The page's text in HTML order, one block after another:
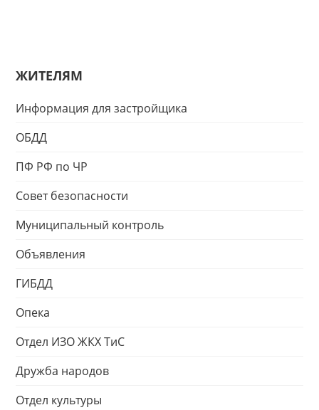
ЖИТЕЛЯМ
Информация для застройщика
ОБДД
ПФ РФ по ЧР
Совет безопасности
Муниципальный контроль
Объявления
ГИБДД
Опека
Отдел ИЗО ЖКХ ТиС
Дружба народов
Отдел культуры